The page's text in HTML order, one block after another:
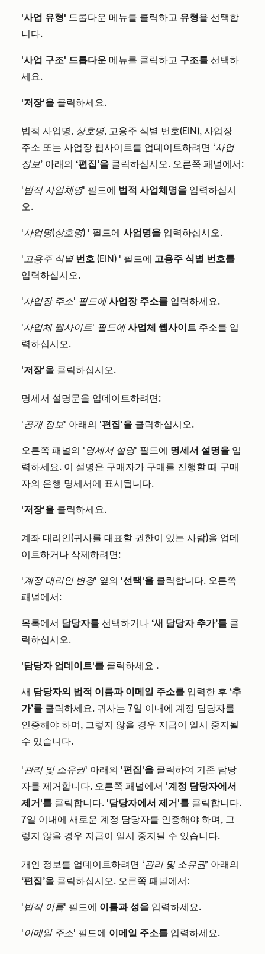
'사업 유형' 드롭다운 메뉴를 클릭하고 유형을 선택합
니다.
'사업 구조' 드롭다운 메뉴를 클릭하고 구조를 선택하
세요.
'저장'을 클릭하세요.
법적 사업명, 상호명, 고용주 식별 번호(EIN), 사업장
주소 또는 사업장 웹사이트를 업데이트하려면 ‘사업
정보’ 아래의 ‘편집’을 클릭하십시오. 오른쪽 패널에서:
'법적 사업체명' 필드에 법적 사업체명을 입력하십시
오.
'사업명(상호명) ' 필드에 사업명을 입력하십시오.
'고용주 식별 번호 (EIN) ' 필드에 고용주 식별 번호를
입력하십시오.
'사업장 주소' 필드에사업장 주소를 입력하세요.
'사업체 웹사이트' 필드에 사업체 웹사이트 주소를 입
력하십시오.
'저장'을 클릭하십시오.
명세서 설명문을 업데이트하려면:
'공개 정보' 아래의 '편집'을 클릭하십시오.
오른쪽 패널의 '명세서 설명' 필드에 명세서 설명을 입
력하세요. 이 설명은 구매자가 구매를 진행할 때 구매
자의 은행 명세서에 표시됩니다.
'저장'을 클릭하세요.
계좌 대리인(귀사를 대표할 권한이 있는 사람)을 업데
이트하거나 삭제하려면:
'계정 대리인 변경' 옆의 '선택'을 클릭합니다. 오른쪽
패널에서:
목록에서 담당자를 선택하거나 ‘새 담당자 추가’를 클
릭하십시오.
'담당자 업데이트'를 클릭하세요 .
새 담당자의 법적 이름과 이메일 주소를 입력한 후 ‘추
가’를 클릭하세요. 귀사는 7일 이내에 계정 담당자를
인증해야 하며, 그렇지 않을 경우 지급이 일시 중지될
수 있습니다.
'관리 및 소유권' 아래의 '편집'을 클릭하여 기존 담당
자를 제거합니다. 오른쪽 패널에서 '계정 담당자에서
제거'를 클릭합니다. '담당자에서 제거'를 클릭합니다.
7일 이내에 새로운 계정 담당자를 인증해야 하며, 그
렇지 않을 경우 지급이 일시 중지될 수 있습니다.
개인 정보를 업데이트하려면 ‘관리 및 소유권’ 아래의
‘편집’을 클릭하십시오. 오른쪽 패널에서:
'법적 이름' 필드에 이름과 성을 입력하세요.
'이메일 주소' 필드에 이메일 주소를 입력하세요.